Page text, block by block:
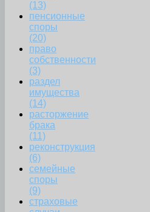
(13)
пенсионные
споры
(20)
право
собственности
(3)
раздел
имущества
(14)
расторжение
брака
(11)
реконструкция
(6)
семейные
споры
(9)
страховые